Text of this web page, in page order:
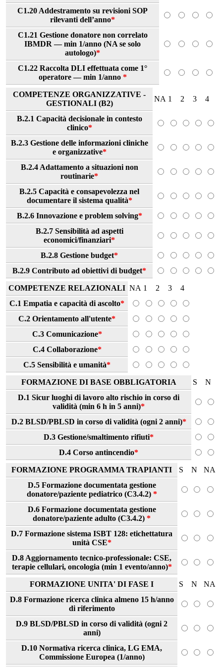
C1.20 Addestramento su revisioni SOP
rilevanti dell’anno*
C1.21 Gestione donatore non correlato
IBMDR — min 1/anno (NA se solo
autologo)*
C1.22 Raccolta DLI effettuata come 1°
operatore — min 1/anno *
COMPETENZE ORGANIZZATIVE -
GESTIONALI (B2)
NA 1 2 3 4
B.2.1 Capacità decisionale in contesto
clinico*
B.2.3 Gestione delle informazioni cliniche
e organizzative*
B.2.4 Adattamento a situazioni non
routinarie*
B.2.5 Capacità e consapevolezza nel
documentare il sistema qualità*
B.2.6 Innovazione e problem solving*
B.2.7 Sensibilità ad aspetti
economici/finanziari*
B.2.8 Gestione budget*
B.2.9 Contributo ad obiettivi di budget*
COMPETENZE RELAZIONALI NA 1 2 3
4
C.1 Empatia e capacità di ascolto*
C.2 Orientamento all'utente*
C.3 Comunicazione*
C.4 Collaborazione*
C.5 Sensibilità e umanità*
FORMAZIONE DI BASE OBBLIGATORIA S
N
D.1 Sicur luoghi di lavoro alto rischio in corso di
validità (min 6 h in 5 anni)*
D.2 BLSD/PBLSD in corso di validità (ogni 2 anni)*
D.3 Gestione/smaltimento rifiuti*
D.4 Corso antincendio*
FORMAZIONE PROGRAMMA TRAPIANTI S N
NA
D.5 Formazione documentata gestione
donatore/paziente pediatrico (C3.4.2) *
D.6 Formazione documentata gestione
donatore/paziente adulto (C3.4.2) *
D.7 Formazione sistema ISBT 128: etichettatura
unità CSE*
D.8 Aggiornamento tecnico-professionale: CSE,
terapie cellulari, oncologia (min 1 evento/anno)*
FORMAZIONE UNITA' DI FASE I S N
NA
D.8 Formazione ricerca clinica almeno 15 h/anno
di riferimento
D.9 BLSD/PBLSD in corso di validità (ogni 2
anni)
D.10 Normativa ricerca clinica, LG EMA,
Commissione Europea (1/anno)